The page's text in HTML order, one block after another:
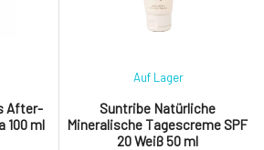
mit
GETÖNT: Bietet einen
natürlichen, sanften
After-
100 ml
Suntribe Natürliche
Mineralische Tagescreme SPF
20 Weiß 50 ml
Auf Lager